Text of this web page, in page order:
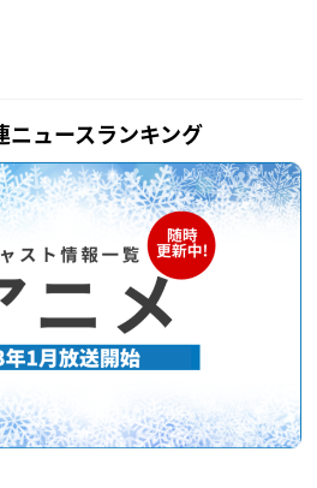
ニュースランキング